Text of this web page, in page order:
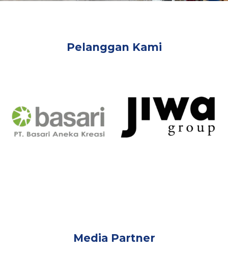
Pelanggan Kami
Media Partner